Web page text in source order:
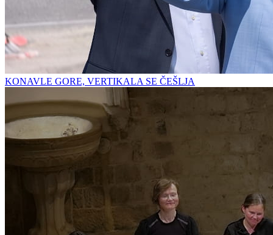
KONAVLE GORE, VERTIKALA SE ČEŠLJA